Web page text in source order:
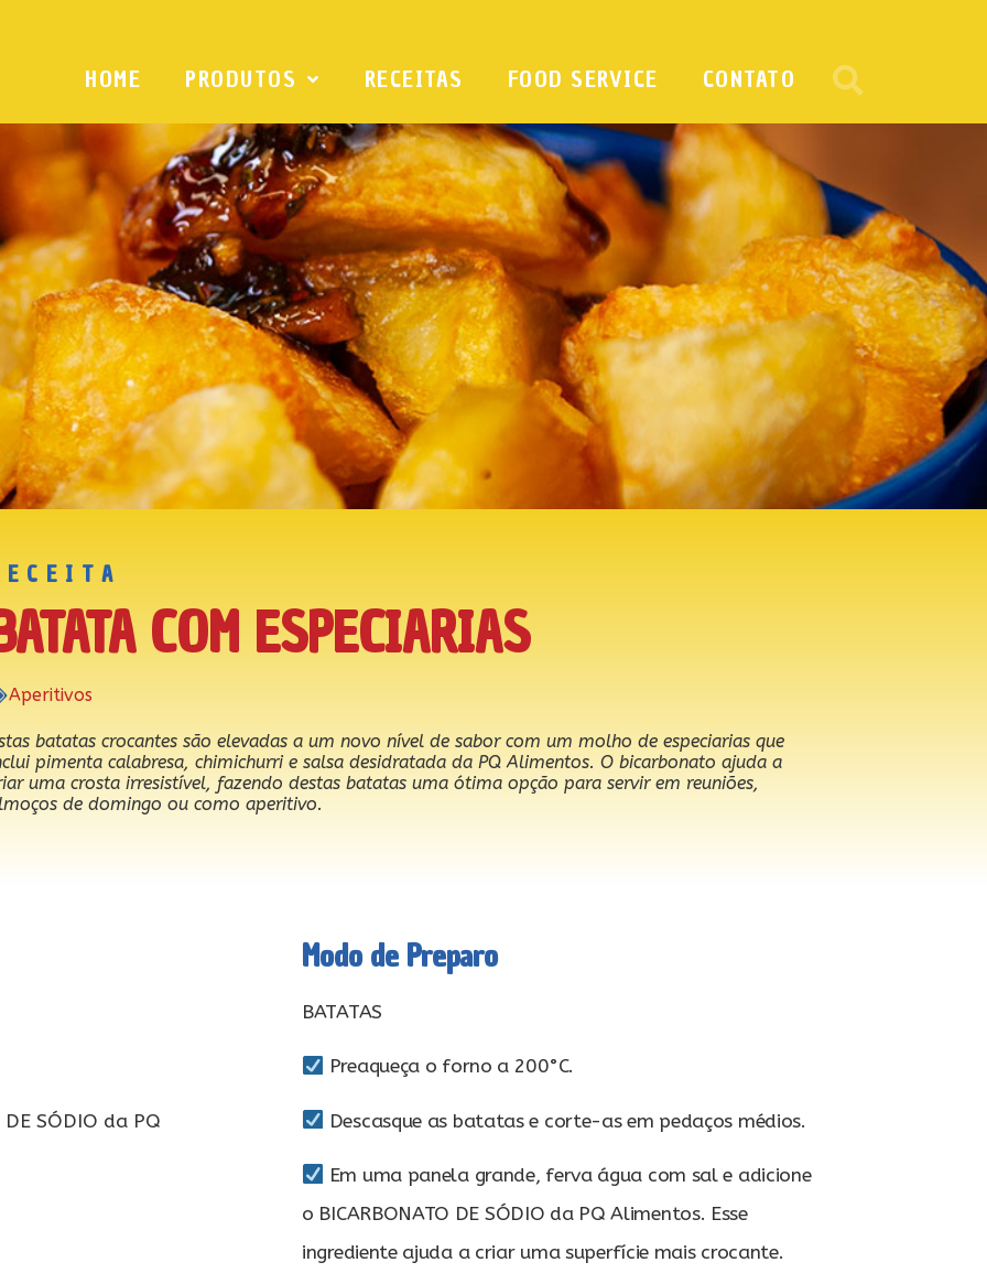
HOME PRODUTOS RECEITAS FOOD SERVICE CONTATO
COM ESPECIARIAS
Aperitivos
batatas crocantes são elevadas a um novo nível de sabor com um molho de especiarias que
pimenta calabresa, chimichurri e salsa desidratada da PQ Alimentos. O bicarbonato ajuda a
uma crosta irresistível, fazendo destas batatas uma ótima opção para servir em reuniões,
de domingo ou como aperitivo.
SÓDIO da PQ
Modo de Preparo
BATATAS
Preaqueça o forno a 200°C.
Descasque as batatas e corte-as em pedaços médios.
Em uma panela grande, ferva água com sal e adicione
o BICARBONATO DE SÓDIO da PQ Alimentos. Esse
ingrediente ajuda a criar uma superfície mais crocante.